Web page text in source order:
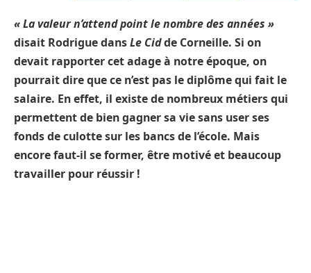
« La valeur n’attend point le nombre des années »
disait Rodrigue dansLe Cidde Corneille. Si on
devait rapporter cet adage à notre époque, on
pourrait dire que ce n’est pas le diplôme qui fait le
salaire. En effet, il existe de nombreux métiers qui
permettent de bien gagner sa vie sans user ses
fonds de culotte sur les bancs de l’école. Mais
encore faut-il se former, être motivé et beaucoup
travailler pour réussir !